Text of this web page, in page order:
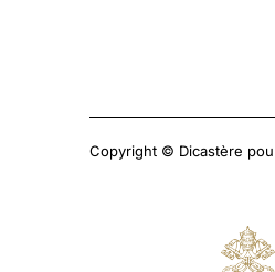
Copyright © Dicastère